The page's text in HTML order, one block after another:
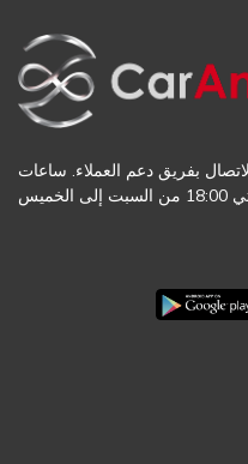
بفريق دعم العملاء. ساعات